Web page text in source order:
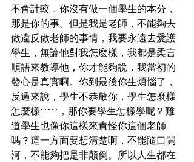
不會計較，你沒有做一個學生的本分，
那是你的事。但是我是老師，不能夠去
做違反做老師的事情，我要永遠去愛護
學生，無論他對我怎麼樣，我都是柔言
順語來教導他，你才能夠說，我當初的
發心是真實啊。你到最後你生煩惱了，
反過來說，學生不恭敬你，學生怎麼樣
怎麼樣·····，那你要學生怎樣學呢？難
道學生也像你這樣來責怪你這個老師
嗎？這一方面要想清楚啊，不能隨口開
河，不能夠把是非顛倒。所以人生都在